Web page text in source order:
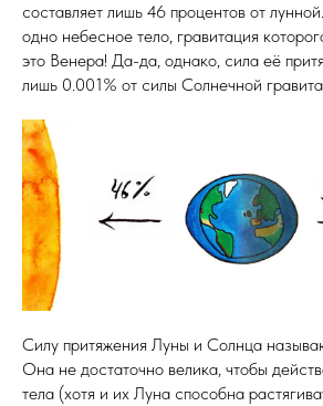
составляет лишь 46 процентов от
одно небесное тело, гравитация
это Венера! Да-да, однако, сила её
лишь 0.001% от силы Солнечной
Силу притяжения Луны и Солнца
Она не достаточно велика, чтобы
тела (хотя и их Луна способна